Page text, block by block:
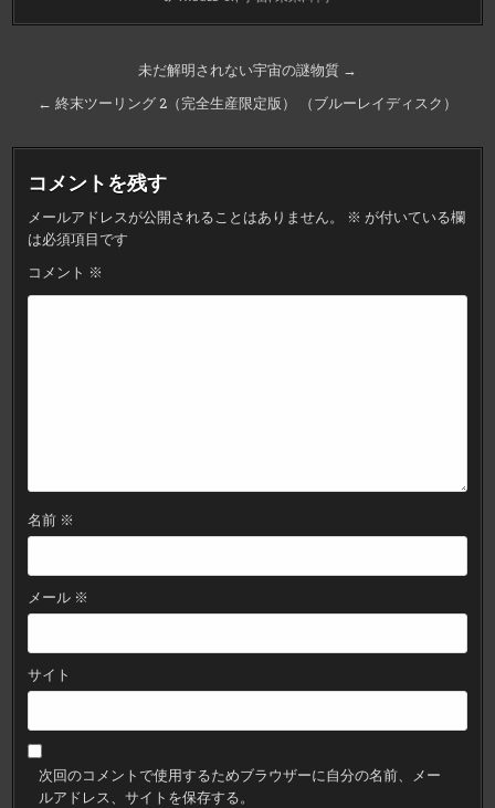
稿
ゲ
ー
シ
ョ
未だ解明されない宇宙の謎物質 →
← 終末ツーリング 2（完全生産限定版） （ブルーレイディスク）
コメントを残す
メールアドレスが公開されることはありません。 ※ が付いている欄
は必須項目です
コメント ※
名前 ※
メール ※
サイト
次回のコメントで使用するためブラウザーに自分の名前、メー
ルアドレス、サイトを保存する。